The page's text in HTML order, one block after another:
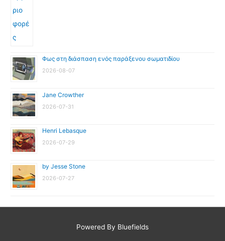
Φως στη διάσπαση ενός παράξενου σωματιδίου
2026-08-07
Jane Crowther
2026-07-31
Henri Lebasque
2026-07-29
by Jesse Stone
2026-07-27
Powered By Bluefields